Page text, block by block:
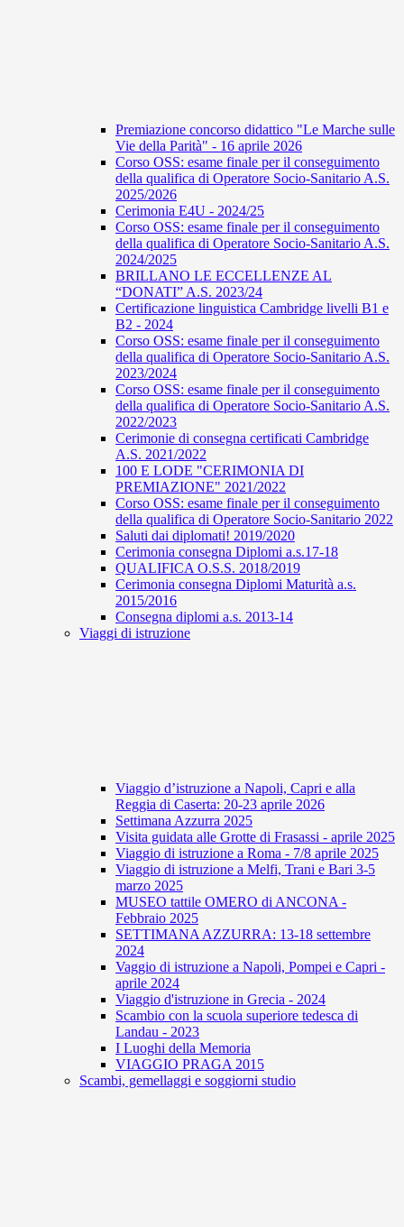
Premiazione concorso didattico "Le Marche sulle
Vie della Parità" - 16 aprile 2026
Corso OSS: esame finale per il conseguimento
della qualifica di Operatore Socio-Sanitario A.S.
2025/2026
Cerimonia E4U - 2024/25
Corso OSS: esame finale per il conseguimento
della qualifica di Operatore Socio-Sanitario A.S.
2024/2025
BRILLANO LE ECCELLENZE AL
“DONATI” A.S. 2023/24
Certificazione linguistica Cambridge livelli B1 e
B2 - 2024
Corso OSS: esame finale per il conseguimento
della qualifica di Operatore Socio-Sanitario A.S.
2023/2024
Corso OSS: esame finale per il conseguimento
della qualifica di Operatore Socio-Sanitario A.S.
2022/2023
Cerimonie di consegna certificati Cambridge
A.S. 2021/2022
100 E LODE "CERIMONIA DI
PREMIAZIONE" 2021/2022
Corso OSS: esame finale per il conseguimento
della qualifica di Operatore Socio-Sanitario 2022
Saluti dai diplomati! 2019/2020
Cerimonia consegna Diplomi a.s.17-18
QUALIFICA O.S.S. 2018/2019
Cerimonia consegna Diplomi Maturità a.s.
2015/2016
Consegna diplomi a.s. 2013-14
Viaggi di istruzione
Viaggio d’istruzione a Napoli, Capri e alla
Reggia di Caserta: 20-23 aprile 2026
Settimana Azzurra 2025
Visita guidata alle Grotte di Frasassi - aprile 2025
Viaggio di istruzione a Roma - 7/8 aprile 2025
Viaggio di istruzione a Melfi, Trani e Bari 3-5
marzo 2025
MUSEO tattile OMERO di ANCONA -
Febbraio 2025
SETTIMANA AZZURRA: 13-18 settembre
2024
Vaggio di istruzione a Napoli, Pompei e Capri -
aprile 2024
Viaggio d'istruzione in Grecia - 2024
Scambio con la scuola superiore tedesca di
Landau - 2023
I Luoghi della Memoria
VIAGGIO PRAGA 2015
Scambi, gemellaggi e soggiorni studio